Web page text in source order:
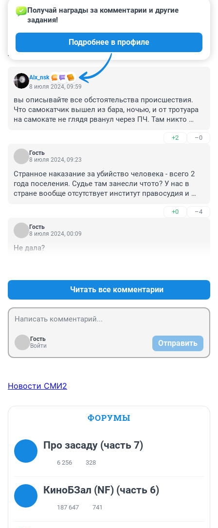
КОММЕНТАРИИ 97
Alx_nsk
Получай награды за комментарии и другие
задания!
Подробнее в профиле
8 июля 2024, 09:59
вы описывайте все обстоятельства происшествия.
Что самокатчик вышел из бара, ночью, и от тротуара
на самокате не глядя рванул через ПЧ. Там никто
Да еще плюсом наши лукавые ПДД - +20км/ч не
наказываются, но в случае чего - сразу отягчающее.
+2 –0
Гость
8 июля 2024, 09:23
Странное наказание за убийство человека - всего 2
года поселения. Судье там занесли чтото? У нас в
стране вообще отсутствует институт правосудия и
наказания. В данном случае 2 года это не наказание,
это плевок в лицо родным погибшего парня
+0 –4
Гость
8 июля 2024, 00:09
Не дала?
Читать все комментарии
Гость
Войти
Отправить
Новости СМИ2
ФОРУМЫ
Про засаду (часть 7)
6 256 328
КиноБЗал (NF) (часть 6)
187 647 741